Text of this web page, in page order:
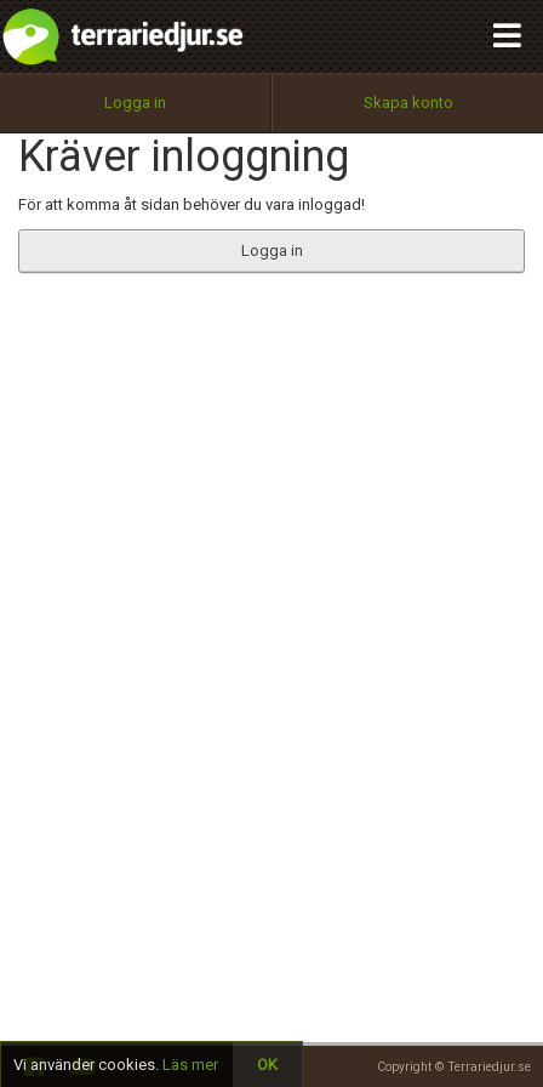
Logga in Skapa konto
Kräver inloggning
För att komma åt sidan behöver du vara inloggad!
Logga in
Copyright © Terrariedjur.se
Utför
100%
OK
integritetspolicy
Namn:
Epost:
Begär nytt lösenord
Tillbaka till förstasidan
Vi använder cookies. Läs mer OK